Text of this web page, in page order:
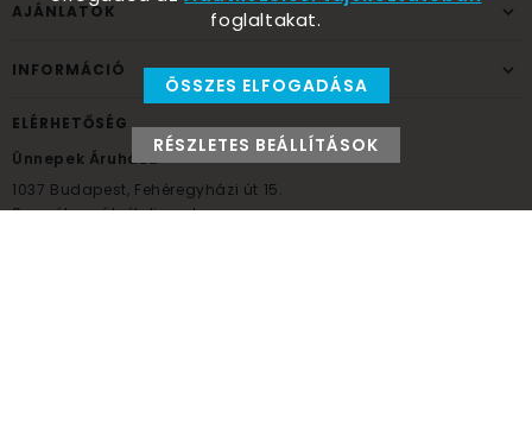
AJÁNLATOK
INFORMÁCIÓ
ELÉRHETŐSÉG
Ünnepek Áruháza
1037 Budapest, Fehéregyházi út 15.
Személyes átvételi pont
foglaltakat.
ÖSSZES ELFOGADÁSA
RÉSZLETES BEÁLLÍTÁSOK